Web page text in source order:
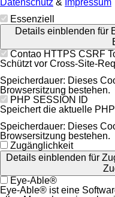
Datenschutz & Impressum
Essenziell
Details einblenden für
Contao HTTPS CSRF
Schützt vor Cross-Site-
Speicherdauer: Dieses
Browsersitzung bestehen.
PHP SESSION ID
Speichert die aktuelle
Speicherdauer: Dieses
Browsersitzung bestehen.
Zugänglichkeit
Details einblenden für
Eye-Able®
Eye-Able® ist eine